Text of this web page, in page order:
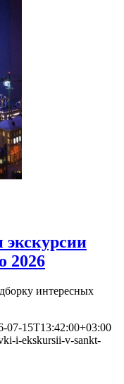
2026
интересных
07-15T13:42:00+03:00
i-ekskursii-v-sankt-